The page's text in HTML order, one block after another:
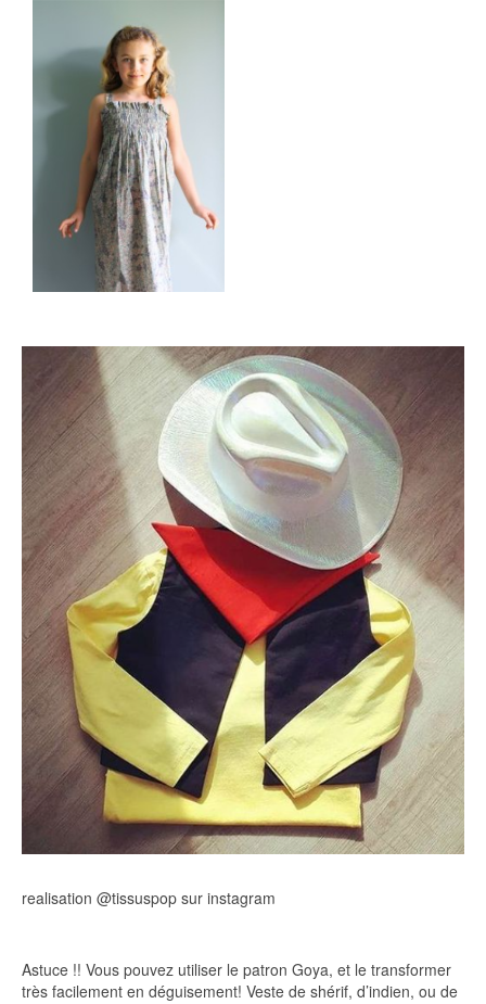
realisation @tissuspop sur instagram
Astuce !! Vous pouvez utiliser le patron Goya, et le transformer
très facilement en déguisement! Veste de shérif, d’indien, ou de